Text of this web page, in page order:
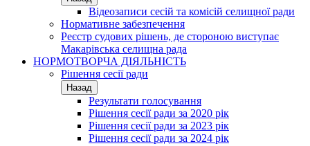
Відеозаписи сесій та комісій селищної ради
Нормативне забезпечення
Реєстр судових рішень, де стороною виступає
Макарівська селищна рада
НОРМОТВОРЧА ДІЯЛЬНІСТЬ
Рішення сесії ради
Назад
Результати голосування
Рішення сесії ради за 2020 рік
Рішення сесії ради за 2023 рік
Рішення сесії ради за 2024 рік